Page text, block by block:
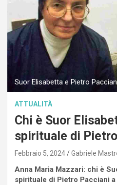
Suor Elisabetta e Pietro
ATTUALITÀ
Chi è Suor
spirituale di
Febbraio 5, 2024 Gabriele
Anna Maria Mazzari: chi è
spirituale di Pietro Pacciani